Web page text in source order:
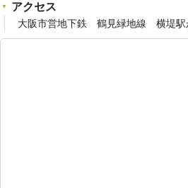
アクセス
大阪市営地下鉄 鶴見緑地線 横堤駅